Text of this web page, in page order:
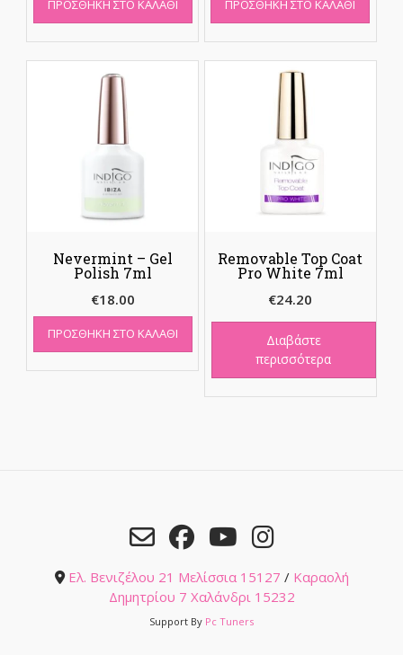
ΠΡΟΣΘΉΚΗ ΣΤΟ ΚΑΛΆΘΙ ΠΡΟΣΘΉΚΗ ΣΤΟ ΚΑΛΆΘΙ
Nevermint – Gel
Polish 7ml
€18.00
ΠΡΟΣΘΉΚΗ ΣΤΟ ΚΑΛΆΘΙ
Removable Top Coat
Pro White 7ml
€24.20
Διαβάστε
περισσότερα
Ελ. Βενιζέλου 21 Μελίσσια 15127 / Καραολή
Δημητρίου 7 Χαλάνδρι 15232
Support By Pc Tuners